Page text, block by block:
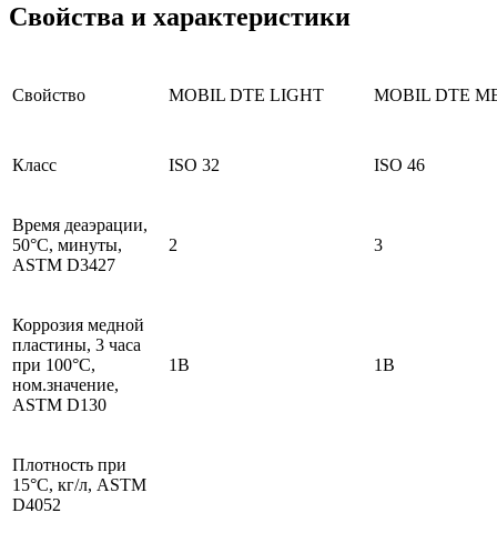
Свойства и характеристики
Свойство MOBIL DTE LIGHT MOBIL DTE
Класс ISO 32 ISO 46
Время деаэрации,
50°C, минуты,
ASTM D3427
2 3
Коррозия медной
пластины, 3 часа
при 100°С,
ном.значение,
ASTM D130
1B 1B
Плотность при
15°C, кг/л, ASTM
D4052